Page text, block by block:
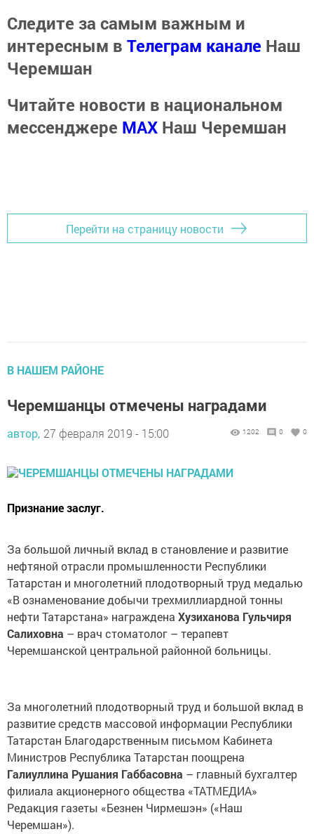
Следите за самым важным и
интересным в Телеграм канале Наш
Черемшан
Читайте новости в национальном
мессенджере MАХ Наш Черемшан
Перейти на страницу новости
В НАШЕМ РАЙОНЕ
Черемшанцы отмечены наградами
автор, 27 февраля 2019 - 15:00 1202 0 0
Признание заслуг.
За большой личный вклад в становление и развитие
нефтяной отрасли промышленности Республики
Татарстан и многолетний плодотворный труд медалью
«В ознаменование добычи трехмиллиардной тонны
нефти Татарстана» награждена Хузиханова Гульчиря
Салиховна – врач стоматолог – терапевт
Черемшанской центральной районной больницы.
За многолетний плодотворный труд и большой вклад в
развитие средств массовой информации Республики
Татарстан Благодарственным письмом Кабинета
Министров Республика Татарстан поощрена
Галиуллина Рушания Габбасовна – главный бухгалтер
филиала акционерного общества «ТАТМЕДИА»
Редакция газеты «Безнен Чирмешэн» («Наш
Черемшан»).